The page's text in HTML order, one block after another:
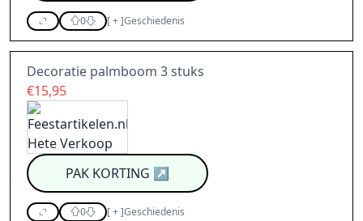
0 [+]Geschiedenis
Decoratie palmboom 3 stuks
€15,95
PAK KORTING ↗
0 [+]Geschiedenis